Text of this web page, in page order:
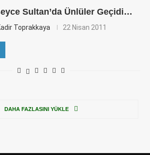
Sultan’da Ünlüler Geçidi…
Toprakkaya 22 Nisan 2011
DAHA FAZLASINI YÜKLE